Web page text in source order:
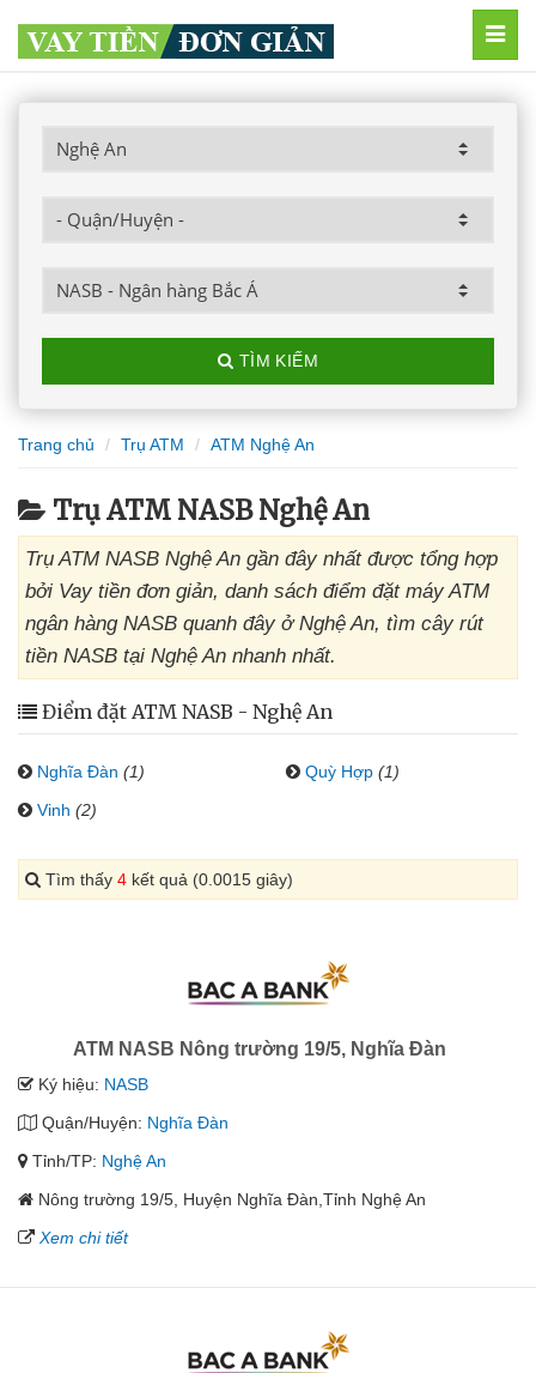
TÌM KIẾM
Trang chủ Trụ ATM ATM Nghệ An
Trụ ATM NASB Nghệ An
Trụ ATM NASB Nghệ An gần đây nhất được tổng hợp
bởi Vay tiền đơn giản, danh sách điểm đặt máy ATM
ngân hàng NASB quanh đây ở Nghệ An, tìm cây rút
tiền NASB tại Nghệ An nhanh nhất.
Điểm đặt ATM NASB - Nghệ An
Nghĩa Đàn (1) Quỳ Hợp (1)
Vinh (2)
Tìm thấy 4 kết quả (0.0015 giây)
ATM NASB Nông trường 19/5, Nghĩa Đàn
Ký hiệu: NASB
Quận/Huyện: Nghĩa Đàn
Tỉnh/TP: Nghệ An
Nông trường 19/5, Huyện Nghĩa Đàn,Tỉnh Nghệ An
Xem chi tiết